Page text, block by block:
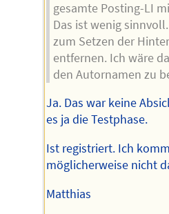
gesamte Posting-LI
Das ist wenig
zum Setzen der
entfernen. Ich wäre
den Autornamen zu
Ja. Das war keine
es ja die Testphase.
Ist registriert. Ich
möglicherweise nicht
Matthias